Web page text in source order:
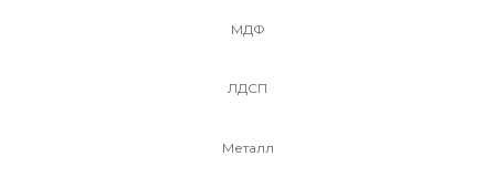
МДФ
ЛДСП
Металл